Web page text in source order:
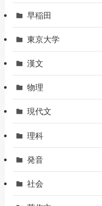
早稲田
東京大学
漢文
物理
現代文
理科
発音
社会